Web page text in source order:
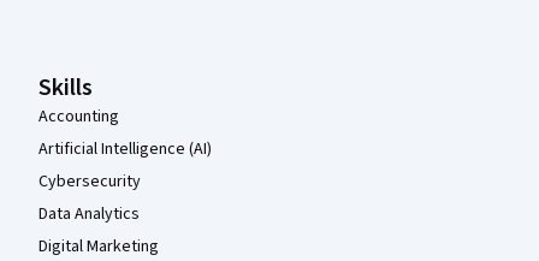
Skills
Accounting
Artificial Intelligence (AI)
Cybersecurity
Data Analytics
Digital Marketing